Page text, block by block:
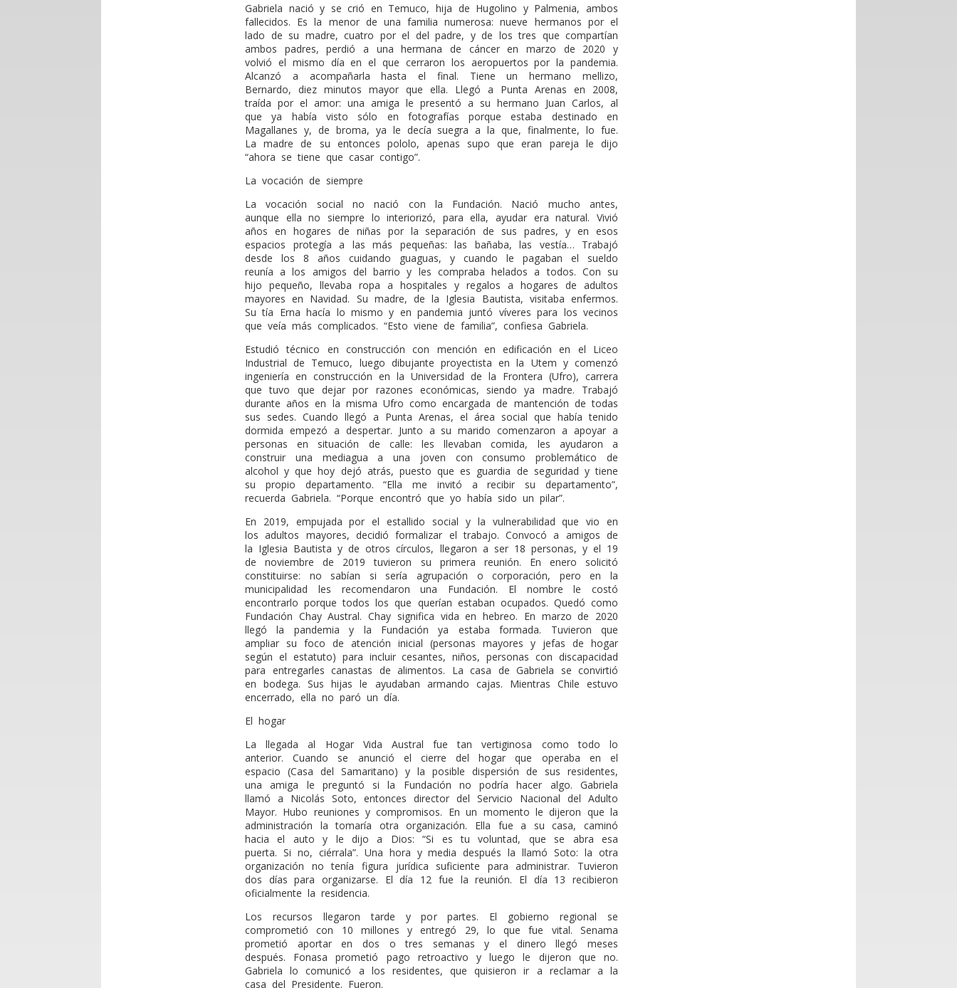
Gabriela nació y se crió en Temuco, hija de Hugolino y Palmenia, ambos
fallecidos. Es la menor de una familia numerosa: nueve hermanos por el
lado de su madre, cuatro por el del padre, y de los tres que compartían
ambos padres, perdió a una hermana de cáncer en marzo de 2020 y
volvió el mismo día en el que cerraron los aeropuertos por la pandemia.
Alcanzó a acompañarla hasta el final. Tiene un hermano mellizo,
Bernardo, diez minutos mayor que ella. Llegó a Punta Arenas en 2008,
traída por el amor: una amiga le presentó a su hermano Juan Carlos, al
que ya había visto sólo en fotografías porque estaba destinado en
Magallanes y, de broma, ya le decía suegra a la que, finalmente, lo fue.
La madre de su entonces pololo, apenas supo que eran pareja le dijo
“ahora se tiene que casar contigo”.
La vocación de siempre
La vocación social no nació con la Fundación. Nació mucho antes,
aunque ella no siempre lo interiorizó, para ella, ayudar era natural. Vivió
años en hogares de niñas por la separación de sus padres, y en esos
espacios protegía a las más pequeñas: las bañaba, las vestía… Trabajó
desde los 8 años cuidando guaguas, y cuando le pagaban el sueldo
reunía a los amigos del barrio y les compraba helados a todos. Con su
hijo pequeño, llevaba ropa a hospitales y regalos a hogares de adultos
mayores en Navidad. Su madre, de la Iglesia Bautista, visitaba enfermos.
Su tía Erna hacía lo mismo y en pandemia juntó víveres para los vecinos
que veía más complicados. “Esto viene de familia”, confiesa Gabriela.
Estudió técnico en construcción con mención en edificación en el Liceo
Industrial de Temuco, luego dibujante proyectista en la Utem y comenzó
ingeniería en construcción en la Universidad de la Frontera (Ufro), carrera
que tuvo que dejar por razones económicas, siendo ya madre. Trabajó
durante años en la misma Ufro como encargada de mantención de todas
sus sedes. Cuando llegó a Punta Arenas, el área social que había tenido
dormida empezó a despertar. Junto a su marido comenzaron a apoyar a
personas en situación de calle: les llevaban comida, les ayudaron a
construir una mediagua a una joven con consumo problemático de
alcohol y que hoy dejó atrás, puesto que es guardia de seguridad y tiene
su propio departamento. “Ella me invitó a recibir su departamento”,
recuerda Gabriela. “Porque encontró que yo había sido un pilar”.
En 2019, empujada por el estallido social y la vulnerabilidad que vio en
los adultos mayores, decidió formalizar el trabajo. Convocó a amigos de
la Iglesia Bautista y de otros círculos, llegaron a ser 18 personas, y el 19
de noviembre de 2019 tuvieron su primera reunión. En enero solicitó
constituirse: no sabían si sería agrupación o corporación, pero en la
municipalidad les recomendaron una Fundación. El nombre le costó
encontrarlo porque todos los que querían estaban ocupados. Quedó como
Fundación Chay Austral. Chay significa vida en hebreo. En marzo de 2020
llegó la pandemia y la Fundación ya estaba formada. Tuvieron que
ampliar su foco de atención inicial (personas mayores y jefas de hogar
según el estatuto) para incluir cesantes, niños, personas con discapacidad
para entregarles canastas de alimentos. La casa de Gabriela se convirtió
en bodega. Sus hijas le ayudaban armando cajas. Mientras Chile estuvo
encerrado, ella no paró un día.
El hogar
La llegada al Hogar Vida Austral fue tan vertiginosa como todo lo
anterior. Cuando se anunció el cierre del hogar que operaba en el
espacio (Casa del Samaritano) y la posible dispersión de sus residentes,
una amiga le preguntó si la Fundación no podría hacer algo. Gabriela
llamó a Nicolás Soto, entonces director del Servicio Nacional del Adulto
Mayor. Hubo reuniones y compromisos. En un momento le dijeron que la
administración la tomaría otra organización. Ella fue a su casa, caminó
hacia el auto y le dijo a Dios: “Si es tu voluntad, que se abra esa
puerta. Si no, ciérrala”. Una hora y media después la llamó Soto: la otra
organización no tenía figura jurídica suficiente para administrar. Tuvieron
dos días para organizarse. El día 12 fue la reunión. El día 13 recibieron
oficialmente la residencia.
Los recursos llegaron tarde y por partes. El gobierno regional se
comprometió con 10 millones y entregó 29, lo que fue vital. Senama
prometió aportar en dos o tres semanas y el dinero llegó meses
después. Fonasa prometió pago retroactivo y luego le dijeron que no.
Gabriela lo comunicó a los residentes, que quisieron ir a reclamar a la
casa del Presidente. Fueron.